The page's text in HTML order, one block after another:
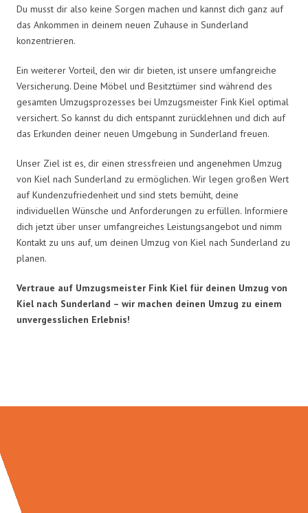
Du musst dir also keine Sorgen machen und kannst dich ganz auf
das Ankommen in deinem neuen Zuhause in Sunderland
konzentrieren.
Ein weiterer Vorteil, den wir dir bieten, ist unsere umfangreiche
Versicherung. Deine Möbel und Besitztümer sind während des
gesamten Umzugsprozesses bei Umzugsmeister Fink Kiel optimal
versichert. So kannst du dich entspannt zurücklehnen und dich auf
das Erkunden deiner neuen Umgebung in Sunderland freuen.
Unser Ziel ist es, dir einen stressfreien und angenehmen Umzug
von Kiel nach Sunderland zu ermöglichen. Wir legen großen Wert
auf Kundenzufriedenheit und sind stets bemüht, deine
individuellen Wünsche und Anforderungen zu erfüllen. Informiere
dich jetzt über unser umfangreiches Leistungsangebot und nimm
Kontakt zu uns auf, um deinen Umzug von Kiel nach Sunderland zu
planen.
Vertraue auf Umzugsmeister Fink Kiel für deinen Umzug von
Kiel nach Sunderland – wir machen deinen Umzug zu einem
unvergesslichen Erlebnis!